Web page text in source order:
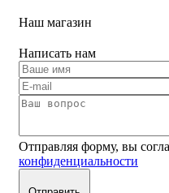
Наш магазин
Написать нам
Отправляя форму, вы
конфиденциальности